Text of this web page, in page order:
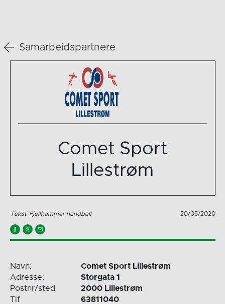
Samarbeidspartnere
Comet Sport
Lillestrøm
Tekst: Fjellhammer håndball 20/05/2020
Navn:
Comet Sport Lillestrøm
Adresse:
Storgata 1
Postnr/sted
2000 Lillestrøm
Tlf
63811040